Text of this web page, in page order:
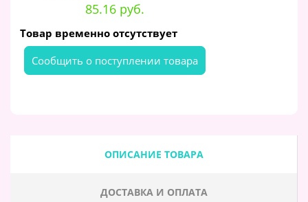
85.16 руб.
Товар временно отсутствует
Cообщить о поступлении товара
ОПИСАНИЕ ТОВАРА
ДОСТАВКА И ОПЛАТА